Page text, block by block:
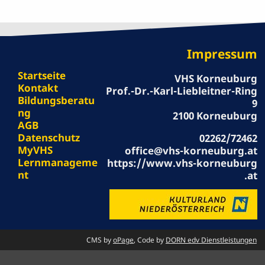
Startseite
Kontakt
Bildungsberatu
ng
AGB
Datenschutz
MyVHS
Lernmanageme
nt
Impressum
VHS Korneuburg
Prof.-Dr.-Karl-Liebleitner-Ring
9
2100 Korneuburg
02262/72462
office@vhs-korneuburg.at
https://www.vhs-korneuburg
.at
CMS byoPage, Code by DORN edv Dienstleistungen